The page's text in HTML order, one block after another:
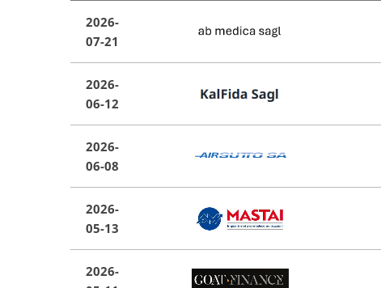
2026-
07-21
2026-
06-12
2026-
06-08
2026-
05-13
2026-